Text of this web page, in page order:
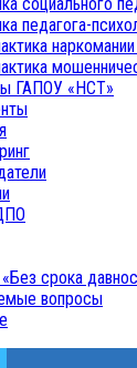
педагога-
ГАПОУ «НСТ»
срока
вопросы